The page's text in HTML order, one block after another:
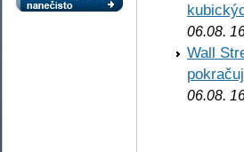
06.08.
Wall
06.08.